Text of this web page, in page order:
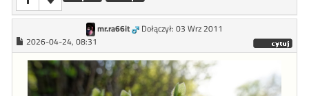
mr.ra66it
Dołączył: 03 Wrz 2011
2026-04-24, 08:31